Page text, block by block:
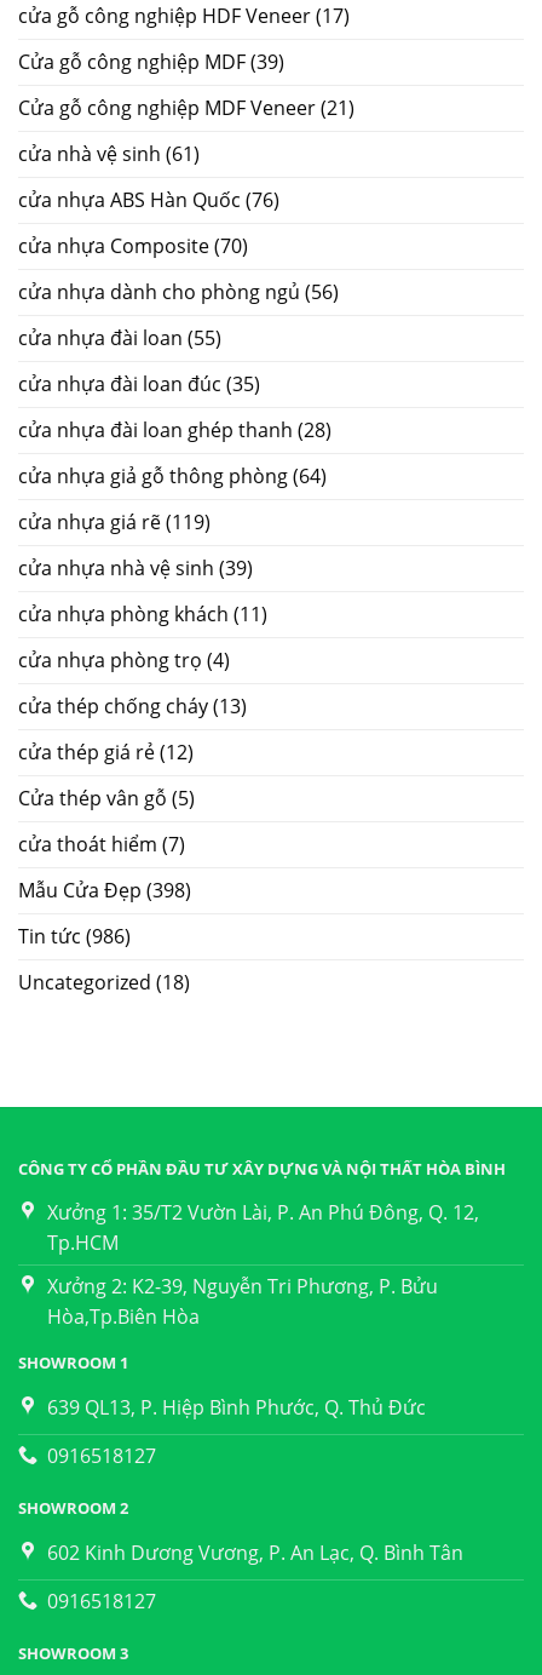
cửa gỗ công nghiệp HDF Veneer(17)
Cửa gỗ công nghiệp MDF(39)
Cửa gỗ công nghiệp MDF Veneer(21)
cửa nhà vệ sinh (61)
cửa nhựa ABS Hàn Quốc (76)
cửa nhựa Composite(70)
cửa nhựa dành cho phòng ngủ (56)
cửa nhựa đài loan (55)
cửa nhựa đài loan đúc (35)
cửa nhựa đài loan ghép thanh (28)
cửa nhựa giả gỗ thông phòng(64)
cửa nhựa giá rẽ(119)
cửa nhựa nhà vệ sinh (39)
cửa nhựa phòng khách (11)
cửa nhựa phòng trọ (4)
cửa thép chống cháy(13)
cửa thép giá rẻ(12)
Cửa thép vân gỗ (5)
cửa thoát hiểm (7)
Mẫu Cửa Đẹp (398)
Tin tức (986)
Uncategorized (18)
CÔNG TY CỔ PHẦN ĐẦU TƯ XÂY DỰNG VÀ NỘI THẤT HÒA BÌNH
Xưởng 1: 35/T2 Vườn Lài, P. An Phú Đông, Q. 12,
Tp.HCM
Xưởng 2: K2-39, Nguyễn Tri Phương, P. Bửu
Hòa,Tp.Biên Hòa
SHOWROOM 1
639 QL13, P. Hiệp Bình Phước, Q. Thủ Đức
0916518127
SHOWROOM 2
602 Kinh Dương Vương, P. An Lạc, Q. Bình Tân
0916518127
SHOWROOM 3